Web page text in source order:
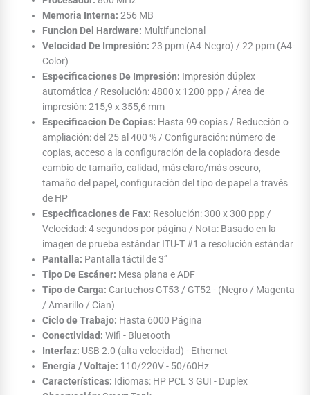
Memoria Interna: 256 MB
Funcion Del Hardware: Multifuncional
Velocidad De Impresión: 23 ppm (A4-Negro) / 22 ppm (A4-
Color)
Especificaciones De Impresión: Impresión dúplex
automática / Resolución: 4800 x 1200 ppp / Área de
impresión: 215,9 x 355,6 mm
Especificacion De Copias: Hasta 99 copias / Reducción o
ampliación: del 25 al 400 % / Configuración: número de
copias, acceso a la configuración de la copiadora desde
cambio de tamaño, calidad, más claro/más oscuro,
tamaño del papel, configuración del tipo de papel a través
de HP
Especificaciones de Fax: Resolución: 300 x 300 ppp /
Velocidad: 4 segundos por página / Nota: Basado en la
imagen de prueba estándar ITU-T #1 a resolución estándar
Pantalla: Pantalla táctil de 3”
Tipo De Escáner: Mesa plana e ADF
Tipo de Carga: Cartuchos GT53 / GT52 - (Negro / Magenta
/ Amarillo / Cian)
Ciclo de Trabajo: Hasta 6000 Página
Conectividad: Wifi - Bluetooth
Interfaz: USB 2.0 (alta velocidad) - Ethernet
Energía / Voltaje: 110/220V - 50/60Hz
Características: Idiomas: HP PCL 3 GUI - Duplex